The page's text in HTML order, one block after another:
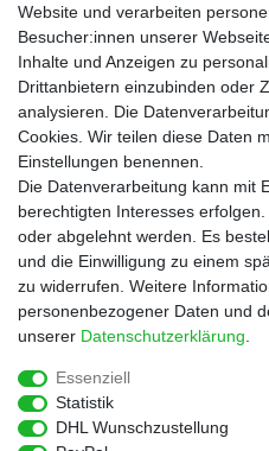
Gutscheine
Informationen
Zahlungsarten
Versandkosten
Service
Rezepte
Newsletter
Blog
Choco Patiss
|
Website und verarbeiten
Besucher:innen unserer
Inhalte und Anzeigen zu
Drittanbietern einzubinden oder
analysieren. Die
Cookies. Wir teilen diese Daten
Einstellungen benennen.
Die Datenverarbeitung kann mit
berechtigten Interesses
oder abgelehnt werden. Es
und die Einwilligung zu einem
zu widerrufen. Weitere
personenbezogener Daten und
unserer Daten­schutz­erklärung
Essenziell
Statistik
DHL Wunschzustellung